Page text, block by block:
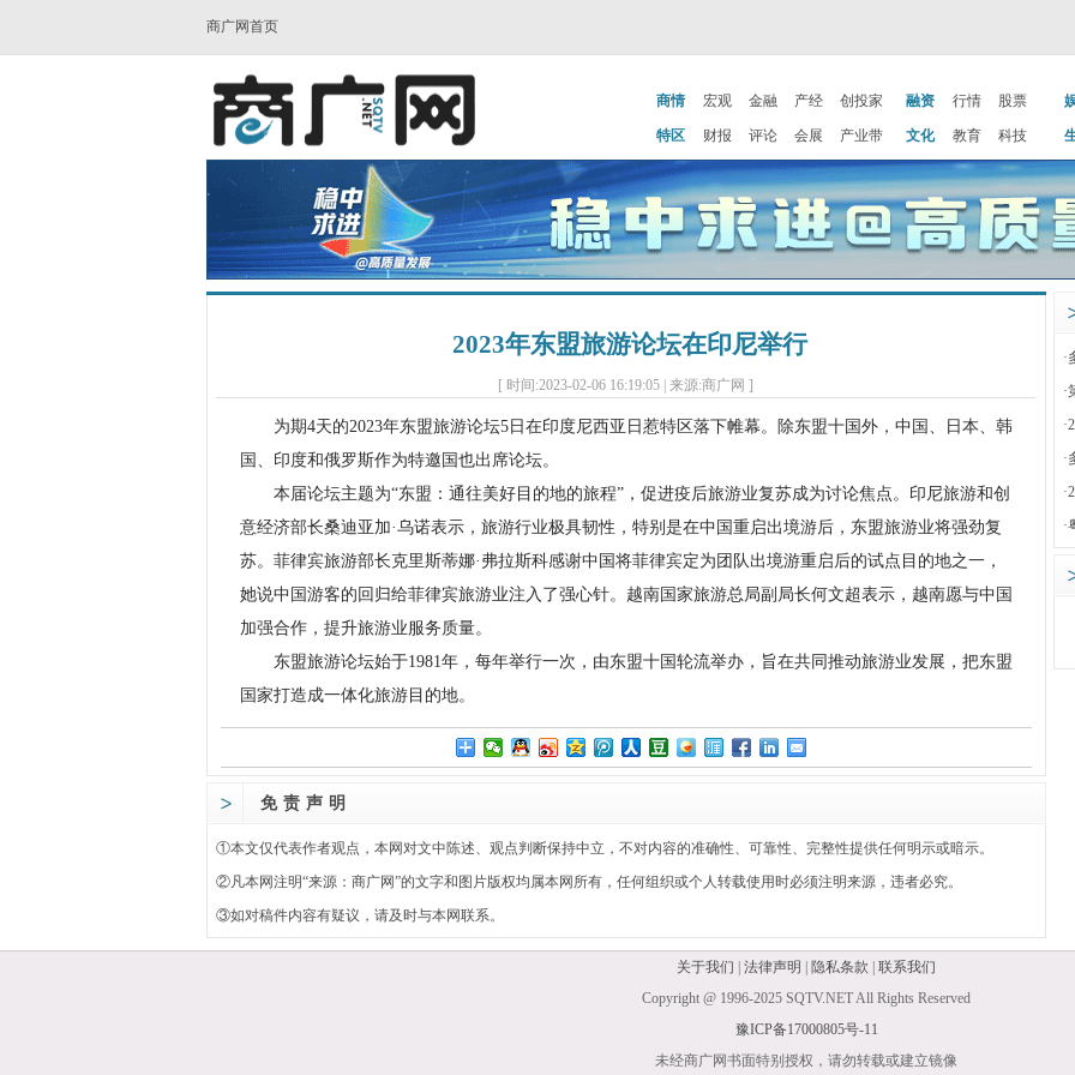
商广网首页
商情 宏观 金融 产经 创投家 融资 行情 股票
特区 财报 评论 会展 产业带 文化 教育 科技
2023年东盟旅游论坛在印尼举行
[ 时间:2023-02-06 16:19:05 | 来源:商广网 ]
为期4天的2023年东盟旅游论坛5日在印度尼西亚日惹特区落下帷幕。除东盟十国外，中国、日本、韩
国、印度和俄罗斯作为特邀国也出席论坛。
本届论坛主题为“东盟：通往美好目的地的旅程”，促进疫后旅游业复苏成为讨论焦点。印尼旅游和创
意经济部长桑迪亚加·乌诺表示，旅游行业极具韧性，特别是在中国重启出境游后，东盟旅游业将强劲复
苏。菲律宾旅游部长克里斯蒂娜·弗拉斯科感谢中国将菲律宾定为团队出境游重启后的试点目的地之一，
她说中国游客的回归给菲律宾旅游业注入了强心针。越南国家旅游总局副局长何文超表示，越南愿与中国
加强合作，提升旅游业服务质量。
东盟旅游论坛始于1981年，每年举行一次，由东盟十国轮流举办，旨在共同推动旅游业发展，把东盟
国家打造成一体化旅游目的地。
免责声明
①本文仅代表作者观点，本网对文中陈述、观点判断保持中立，不对内容的准确性、可靠性、完整性提供任何明示或暗示。
②凡本网注明“来源： 商广网”的文字和图片版权均属本网所有，任何组织或个人转载使用时必须注明来源，违者必究。
③如对稿件内容有疑议，请及时与本网联系。
·
·
·
·
·
·
关于我们 法律声明 隐私条款
联系我们
Copyright @ 1996-2025 SQTV.NET All Rights Reserved
豫ICP备17000805号-11
未经商广网书面特别授权，请勿转载或建立镜像